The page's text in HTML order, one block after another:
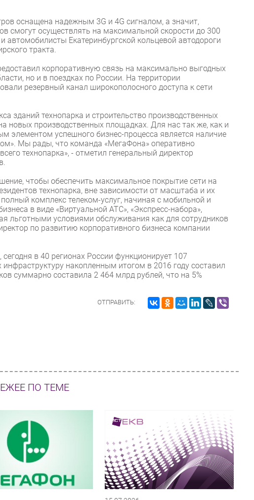
оснащена надежным 3G и 4G сигналом, а значит,
смогут осуществлять на максимальной скорости до 300
Екатеринбургской кольцевой автодороги
тракта.
корпоративную связь на максимально выгодных
но и в поездках по России. На территории
резервный канал широкополосного доступа к сети
зданий технопарка и строительство производственных
новых производственных площадках. Для нас так же, как и
элементом успешного бизнес-процесса является наличие
Мы рады, что команда «МегаФона» оперативно
технопарка», - отметил генеральный директор
чтобы обеспечить максимальное покрытие сети на
технопарка, вне зависимости от масштаба и их
комплекс телеком-услуг, начиная с мобильной и
в виде «Виртуальной АТС», «Экспресс-набора»,
льготными условиями обслуживания как для сотрудников
по развитию корпоративного бизнеса компании
в 40 регионах России функционирует 107
накопленным итогом в 2016 году составил
суммарно составила 2 464 млрд рублей, что на 5%
ОТПРАВИТЬ:
ПО ТЕМЕ